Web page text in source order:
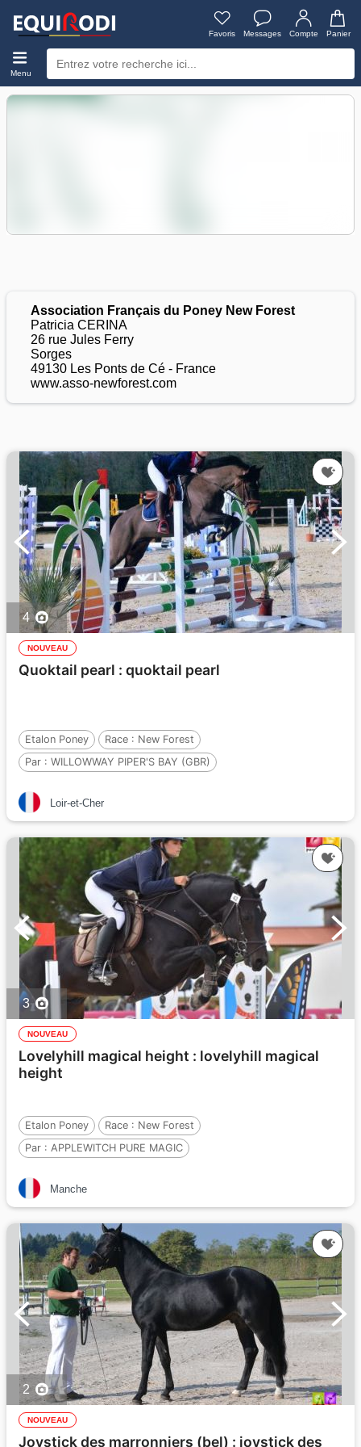
Favoris Messages Compte Panier
Menu
Association Français du Poney New Forest
Patricia CERINA
26 rue Jules Ferry
Sorges
49130 Les Ponts de Cé - France
www.asso-newforest.com
4
NOUVEAU
Quoktail pearl : quoktail pearl
Etalon Poney Race : New Forest
Par : WILLOWWAY PIPER'S BAY (GBR)
Par : LAVENDER STARDUST OF WOOT (GBR
Loir-et-Cher
3
NOUVEAU
Lovelyhill magical height : lovelyhill magical
height
Etalon Poney Race : New Forest
Par : APPLEWITCH PURE MAGIC
Par : UNPREDICTABLE OF MAILLARD (GBR
Manche
2
NOUVEAU
Joystick des marronniers (bel) : joystick des